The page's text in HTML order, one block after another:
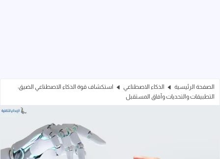
الصفحة الرئيسية الذكاء الاصطناعي
استكشاف قوة الذكاء الاصطناعي الضيق:
التطبيقات والتحديات وآفاق المستقبل